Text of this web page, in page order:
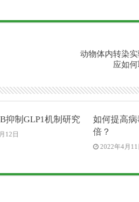
动物体内转染实
应如
抑制GLP1机制研究
12日
如何提高
倍？
2022年4月11